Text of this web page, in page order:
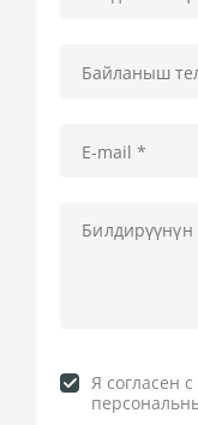
Я согласен c